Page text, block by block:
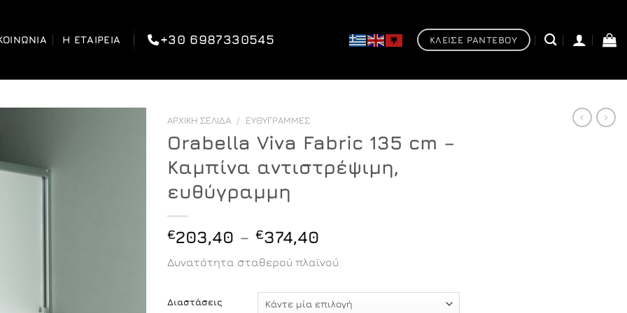
Η ΕΤΑΙΡΕΊΑ +30 6987330545 ΚΛΕΙΣΕ ΡΑΝΤΕΒΟΥ
ΑΡΧΙΚΉ ΣΕΛΊΔΑ / ΕΥΘΎΓΡΑΜΜΕΣ
Orabella Viva Fabric 135 cm –
Καμπίνα αντιστρέψιμη,
ευθύγραμμη
€203,40 – €374,40
range:
€203,40
€374,40
Δυνατότητα σταθερού πλαϊνού
Διαστάσεις